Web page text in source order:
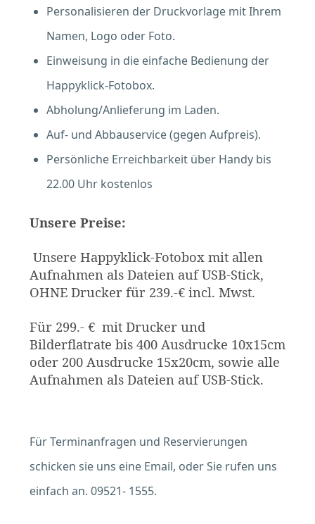
Personalisieren der Druckvorlage mit Ihrem
Namen, Logo oder Foto.
Einweisung in die einfache Bedienung der
Happyklick-Fotobox.
Abholung/Anlieferung im Laden.
Auf- und Abbauservice (gegen Aufpreis).
Persönliche Erreichbarkeit über Handy bis
22.00 Uhr kostenlos
Unsere Preise:
Unsere Happyklick-Fotobox mit allen
Aufnahmen als Dateien auf USB-Stick,
OHNE Drucker für 239.-€ incl. Mwst.
Für 299.- € mit Drucker und
Bilderflatrate bis 400 Ausdrucke 10x15cm
oder 200 Ausdrucke 15x20cm, sowie alle
Aufnahmen als Dateien auf USB-Stick.
Für Terminanfragen und Reservierungen
schicken sie uns eine Email, oder Sie rufen uns
einfach an. 09521- 1555.